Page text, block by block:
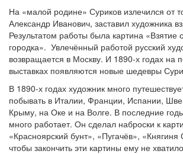
На «малой родине» Суриков излечился от
Александр Иванович, заставил художника
Результатом работы была картина «Взятие
городка». Увлечённый работой русский
возвращается в Москву. И 1890-х годах на
выставках появляются новые шедевры
В 1890-х годах художник много
побывать в Италии, Франции, Испании,
Крыму, на Оке и на Волге. В последние
много работает. Он сделал наброски к
«Красноярский бунт», «Пугачёв», «Княгиня
чтобы закончить эти картины ему не